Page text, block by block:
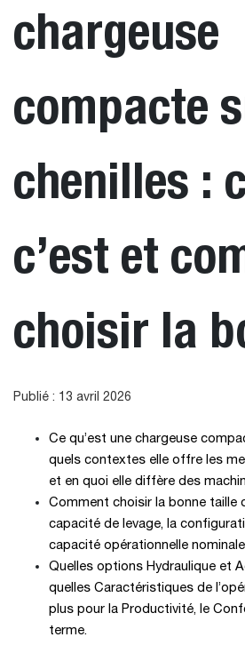
chargeuse
compacte
chenilles :
c’est et
choisir la
Publié : 13 avril 2026
Ce qu’est une chargeuse
quels contextes elle offre les
et en quoi elle diffère des
Comment choisir la bonne taille
capacité de levage, la
capacité opérationnelle
Quelles options Hydraulique et
quelles Caractéristiques de
plus pour la Productivité, le
terme.